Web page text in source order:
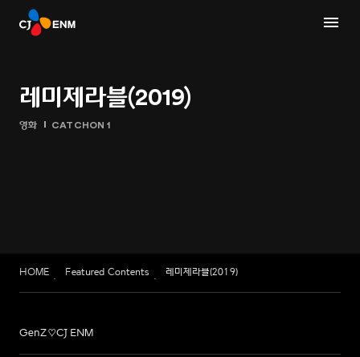
레미제라블(2019)
영화 CATCHON 1
HOME Featured Contents 레미제라블(2019)
GenZ♡CJ ENM